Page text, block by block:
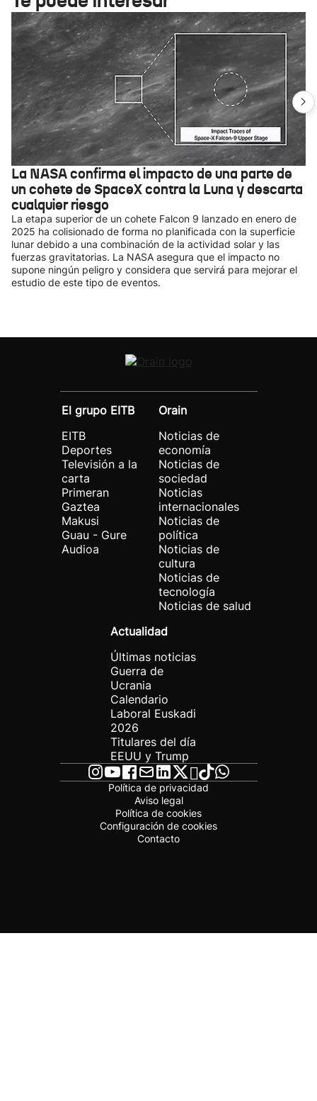
La NASA confirma el impacto de una parte de
un cohete de SpaceX contra la Luna y descarta
cualquier riesgo
La etapa superior de un cohete Falcon 9 lanzado en enero de
2025 ha colisionado de forma no planificada con la superficie
lunar debido a una combinación de la actividad solar y las
fuerzas gravitatorias. La NASA asegura que el impacto no
supone ningún peligro y considera que servirá para mejorar el
estudio de este tipo de eventos.
El grupo EITB
EITB
Deportes
Televisión a la
carta
Primeran
Gaztea
Makusi
Guau - Gure
Audioa
Orain
Noticias de
economía
Noticias de
sociedad
Noticias
internacionales
Noticias de
política
Noticias de
cultura
Noticias de
tecnología
Noticias de salud
Actualidad
Últimas noticias
Guerra de
Ucrania
Calendario
Laboral Euskadi
2026
Titulares del día
EEUU y Trump
Política de privacidad
Aviso legal
Política de cookies
Configuración de cookies
Contacto